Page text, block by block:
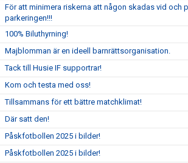
För att minimera riskerna att någon skadas vid och
parkeringen!!!
100% Biluthyrning!
Majblomman är en ideell barnrättsorganisation.
Tack till Husie IF supportrar!
Kom och testa med oss!
Tillsammans för ett bättre matchklimat!
Där satt den!
Påskfotbollen 2025 i bilder!
Påskfotbollen 2025 i bilder!